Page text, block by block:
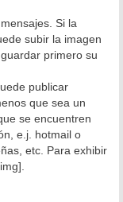
Si la
subir la imagen
primero su
publicar
que sea un
se encuentren
e.j. hotmail o
etc. Para exhibir